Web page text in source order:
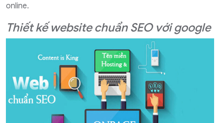
online.
Thiết kế website chuẩn SEO với google